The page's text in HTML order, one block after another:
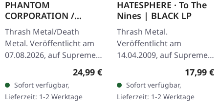
PHANTOM
CORPORATION /
CATBREATH ·
Commando / Die By
The Claw |
ORANGE/BLACK/RED
Thrash Metal/Death
Metal. Veröffentlicht am
07.08.2026, auf Supreme
Chaos Records. Oranges
Vinyl mit schwarzen und
roten Splattern im
schweren…
Regulärer Preis:
24,99 €
Sofort verfügbar,
Lieferzeit: 1-2 Werktage
HATESPHERE · To The
Nines | BLACK LP
Thrash Metal.
Veröffentlicht am
14.04.2009, auf Supreme
Chaos Records. Das neue,
intensive und kraftvolle
Album der dänischen
Thrash Metal Könige ist…
17,99 €
Sofort verfügbar,
Lieferzeit: 1-2 Werktage